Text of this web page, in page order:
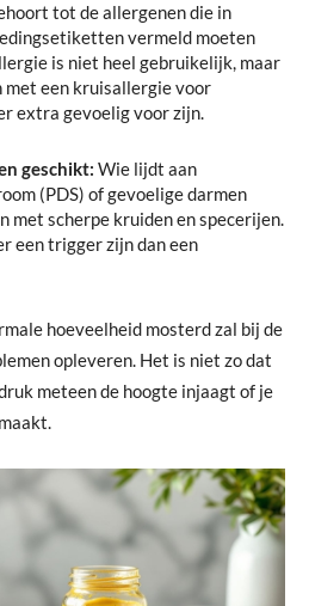
tot de allergenen die in
vermeld moeten
is niet heel gebruikelijk, maar
met een kruisallergie voor
extra gevoelig voor zijn.
geschikt: Wie lijdt aan
(PDS) of gevoelige darmen
met scherpe kruiden en specerijen.
een trigger zijn dan een
hoeveelheid mosterd zal bij de
opleveren. Het is niet zo dat
meteen de hoogte injaagt of je